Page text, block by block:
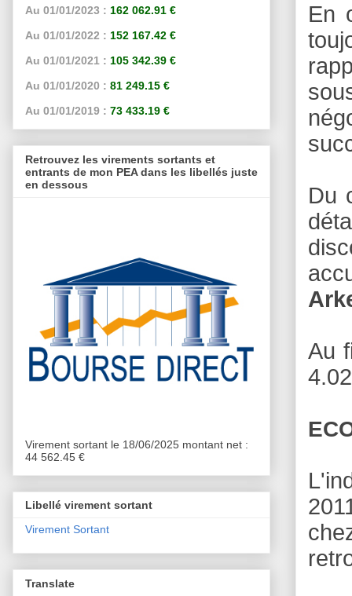
En
Du
Au
Au 01/01/2023 : 162 062.91 €
Au 01/01/2022 : 152 167.42 €
Au 01/01/2021 : 105 342.39 €
Au 01/01/2020 : 81 249.15 €
Au 01/01/2019 : 73 433.19 €
Retrouvez les virements sortants et
entrants de mon PEA dans les libellés juste
en dessous
Virement sortant le 18/06/2025 montant net :
44 562.45 €
Libellé virement sortant
Virement Sortant
Translate